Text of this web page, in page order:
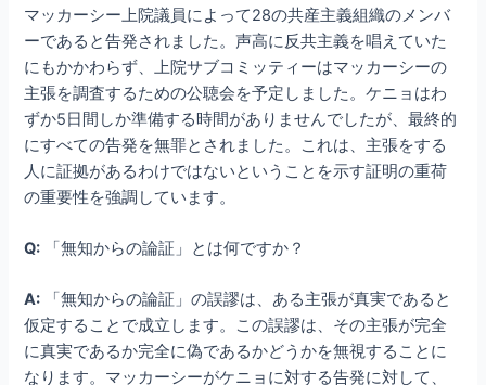
マッカーシー上院議員によって28の共産主義組織のメンバ
ーであると告発されました。声高に反共主義を唱えていた
にもかかわらず、上院サブコミッティーはマッカーシーの
主張を調査するための公聴会を予定しました。ケニョはわ
ずか5日間しか準備する時間がありませんでしたが、最終的
にすべての告発を無罪とされました。これは、主張をする
人に証拠があるわけではないということを示す証明の重荷
の重要性を強調しています。
Q: 「無知からの論証」とは何ですか？
A: 「無知からの論証」の誤謬は、ある主張が真実であると
仮定することで成立します。この誤謬は、その主張が完全
に真実であるか完全に偽であるかどうかを無視することに
なります。マッカーシーがケニョに対する告発に対して、